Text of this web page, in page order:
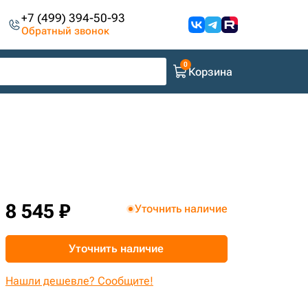
+7 (499) 394-50-93
Обратный звонок
Корзина
8 545 ₽ Уточнить наличие
Уточнить наличие
Нашли дешевле? Сообщите!